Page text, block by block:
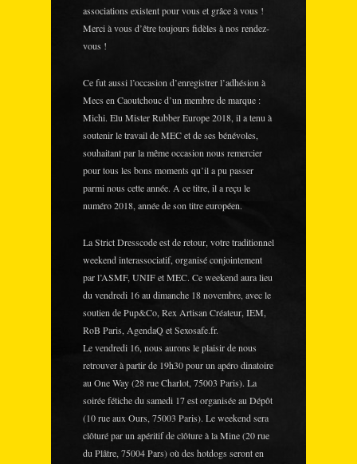
associations existent pour vous et grâce à vous !
Merci à vous d’être toujours fidèles à nos rendez-
vous !
Ce fut aussi l’occasion d’enregistrer l’adhésion à
Mecs en Caoutchouc d’un membre de marque :
Michi. Elu Mister Rubber Europe 2018, il a tenu à
soutenir le travail de MEC et de ses bénévoles,
souhaitant par la même occasion nous remercier
pour tous les bons moments qu’il a pu passer
parmi nous cette année. A ce titre, il a reçu le
numéro 2018, année de son titre européen.
La Strict Dresscode est de retour, votre traditionnel
weekend interassociatif, organisé conjointement
par l’ASMF, UNIF et MEC. Ce weekend aura lieu
du vendredi 16 au dimanche 18 novembre, avec le
soutien de Pup&Co, Rex Artisan Créateur, IEM,
RoB Paris, AgendaQ et Sexosafe.fr.
Le vendredi 16, nous aurons le plaisir de nous
retrouver à partir de 19h30 pour un apéro dinatoire
au One Way (28 rue Charlot, 75003 Paris). La
soirée fétiche du samedi 17 est organisée au Dépôt
(10 rue aux Ours, 75003 Paris). Le weekend sera
clôturé par un apéritif de clôture à la Mine (20 rue
du Plâtre, 75004 Pars) où des hotdogs seront en